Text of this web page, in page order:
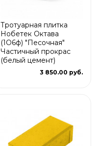
Тротуарная плитка
Нобетек Октава
(1О6ф) "Песочная"
Частичный прокрас
(белый цемент)
3 850.00 руб.